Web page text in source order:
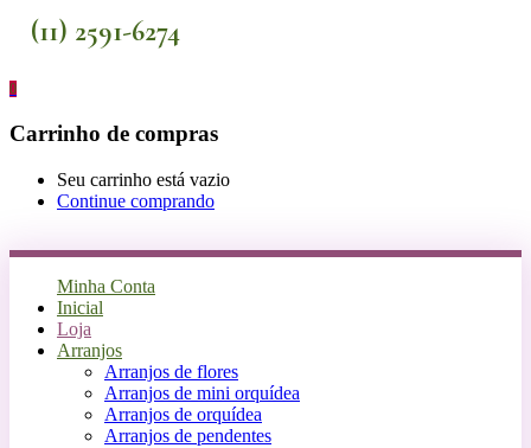
(11) 2591-6274
0
Carrinho de compras
Seu carrinho está vazio
Continue comprando
Minha Conta
Inicial
Loja
Arranjos
Arranjos de flores
Arranjos de mini orquídea
Arranjos de orquídea
Arranjos de pendentes